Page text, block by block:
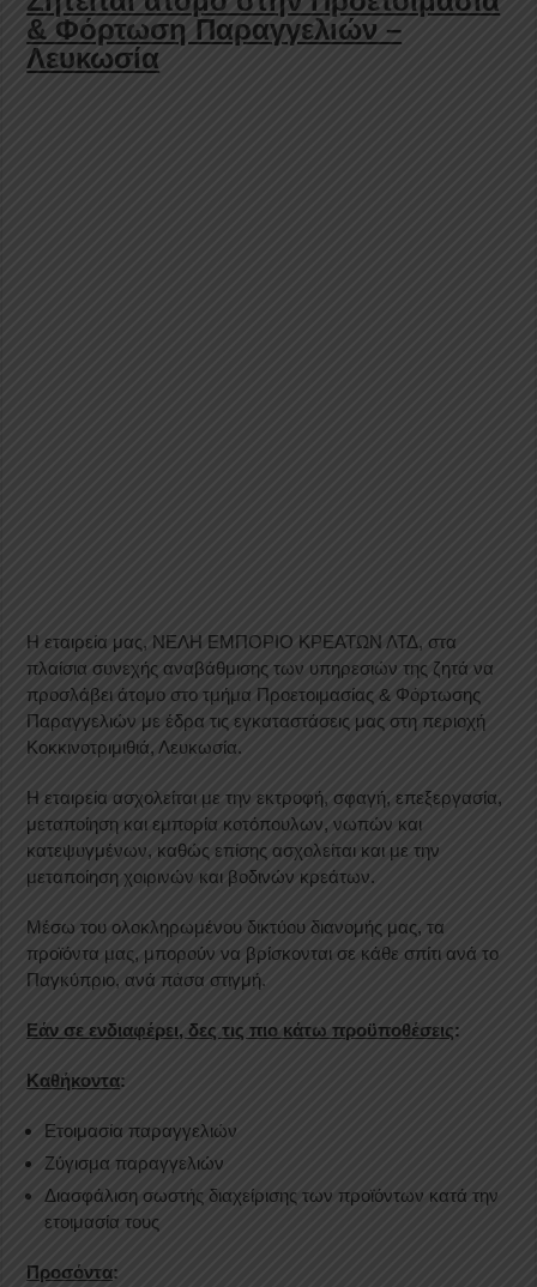
& Φόρτωση Παραγγελιών –
Λευκωσία
Η εταιρεία μας, ΝΕΛΗ ΕΜΠΟΡΙΟ ΚΡΕΑΤΩΝ ΛΤΔ, στα
πλαίσια συνεχής αναβάθμισης των υπηρεσιών της ζητά να
προσλάβει άτομο στο τμήμα Προετοιμασίας & Φόρτωσης
Παραγγελιών με έδρα τις εγκαταστάσεις μας στη περιοχή
Κοκκινοτριμιθιά, Λευκωσία.
Η εταιρεία ασχολείται με την εκτροφή, σφαγή, επεξεργασία,
μεταποίηση και εμπορία κοτόπουλων, νωπών και
κατεψυγμένων, καθώς επίσης ασχολείται και με την
μεταποίηση χοιρινών και βοδινών κρεάτων.
Μέσω του ολοκληρωμένου δικτύου διανομής μας, τα
προϊόντα μας, μπορούν να βρίσκονται σε κάθε σπίτι ανά το
Παγκύπριο, ανά πάσα στιγμή.
Εάν σε ενδιαφέρει, δες τις πιο κάτω προϋποθέσεις:
Καθήκοντα:
Ετοιμασία παραγγελιών
Ζύγισμα παραγγελιών
Διασφάλιση σωστής διαχείρισης των προϊόντων κατά την
ετοιμασία τους
Προσόντα: